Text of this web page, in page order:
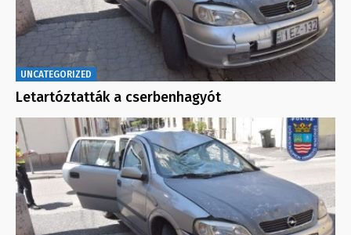
UNCATEGORIZED
Letartóztatták a cserbenhagyót